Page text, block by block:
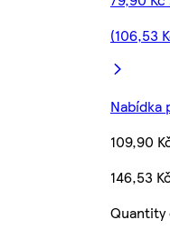
(106,53
Nabídka
109,90
146,53